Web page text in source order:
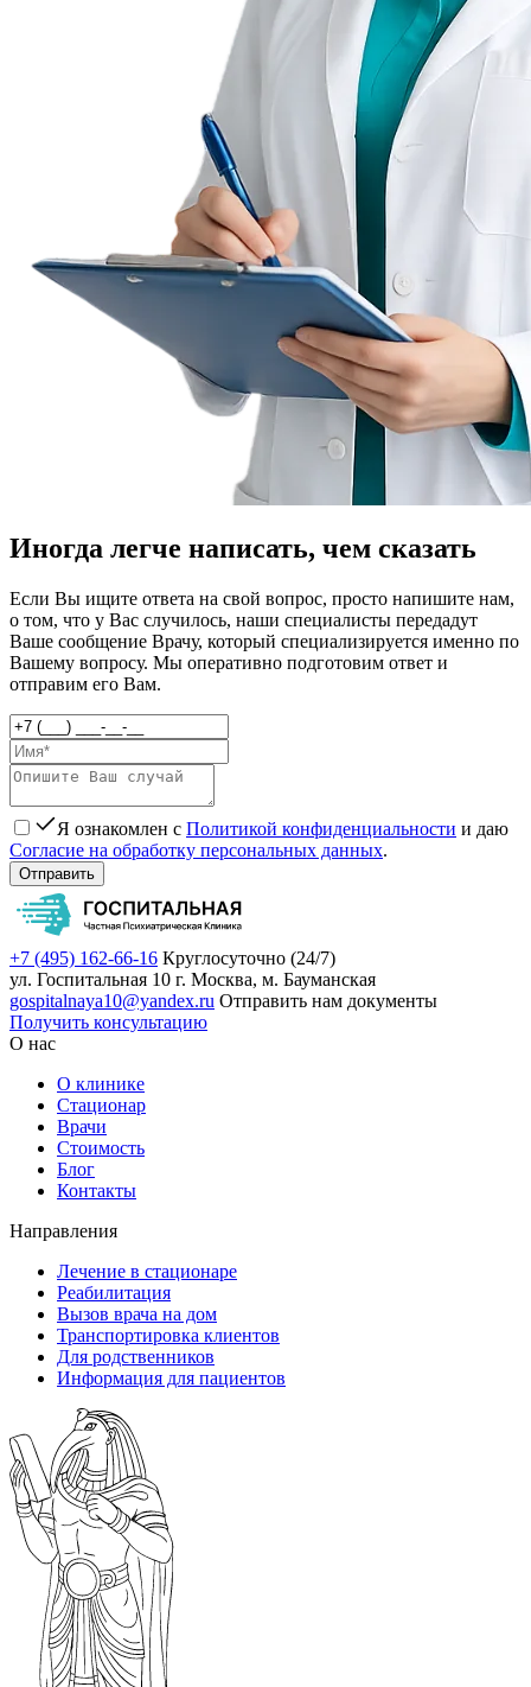
Иногда легче написать, чем сказать
Если Вы ищите ответа на свой вопрос, просто напишите нам,
о том, что у Вас случилось, наши специалисты передадут
Ваше сообщение Врачу, который специализируется именно по
Вашему вопросу. Мы оперативно подготовим ответ и
отправим его Вам.
Я ознакомлен с Политикой конфиденциальности и даю
Согласие на обработку персональных данных.
Отправить
+7 (495) 162-66-16 Круглосуточно (24/7)
ул. Госпитальная 10 г. Москва, м. Бауманская
gospitalnaya10@yandex.ru Отправить нам документы
Получить консультацию
О нас
О клинике
Стационар
Врачи
Стоимость
Блог
Контакты
Направления
Лечение в стационаре
Реабилитация
Вызов врача на дом
Транспортировка клиентов
Для родственников
Информация для пациентов